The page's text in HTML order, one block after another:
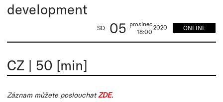
development
SO 05 prosinec
18:00
2020 ONLINE
CZ | 50 [min]
Záznam můžete poslouchatZDE.